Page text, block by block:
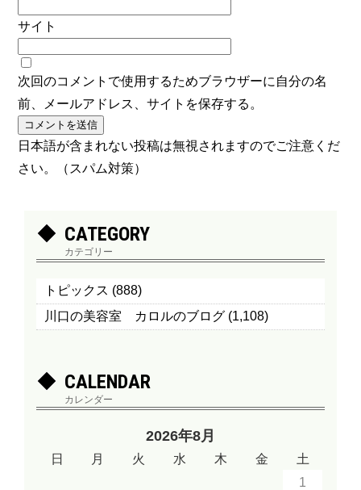
サイト
次回のコメントで使用するためブラウザーに自分の名
前、メールアドレス、サイトを保存する。
日本語が含まれない投稿は無視されますのでご注意くだ
さい。（スパム対策）
CATEGORY
カテゴリー
トピックス (888)
川口の美容室 カロルのブログ (1,108)
CALENDAR
カレンダー
2026年8月
日 月 火 水 木 金
土
1